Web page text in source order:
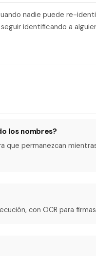
nadie puede re-
identificando a
los nombres?
que permanezcan
con OCR para